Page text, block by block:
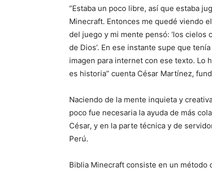
“Estaba un poco libre, así que estaba
Minecraft. Entonces me quedé viendo
del juego y mi mente pensó: ‘los cielos
de Dios’. En ese instante supe que
imagen para internet con ese texto. Lo
es historia” cuenta César Martínez,
Naciendo de la mente inquieta y
poco fue necesaria la ayuda de más
César, y en la parte técnica y de
Perú.
Biblia Minecraft consiste en un